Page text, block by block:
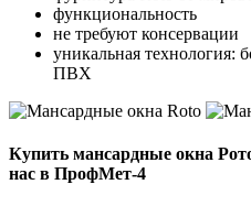
функциональность
не требуют консервации
уникальная технология:
ПВХ
Купить мансардные окна
нас в ПрофМет-4